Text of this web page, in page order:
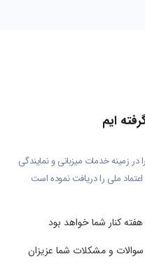
ایم
1389 فعالیت خود را در زمینه خدمات میزبانی و نمایندگی
کنار شما خواهد بود
و مشکلات شما عزیزان